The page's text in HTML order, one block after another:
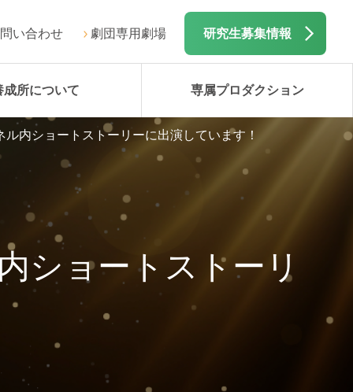
い合わせ 劇団専用劇場 研究生募集情報
成所について 専属プロダクション
ショートストーリ
内ショートストーリーに出演しています！